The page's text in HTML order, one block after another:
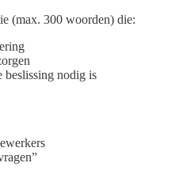
(max. 300 woorden) die:
nodig is